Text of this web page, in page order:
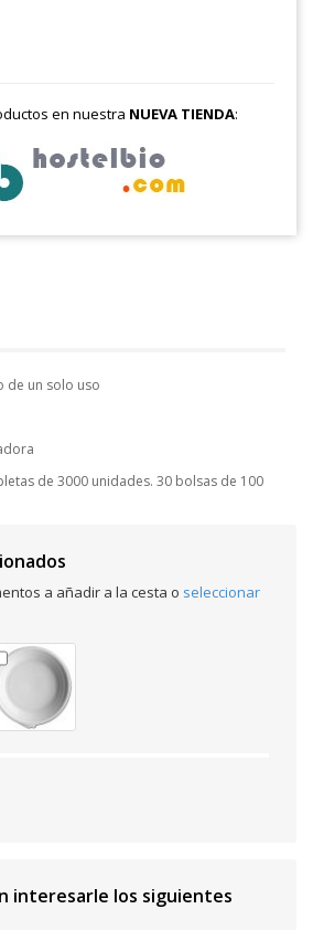
en nuestra NUEVA TIENDA:
de un solo uso
de 3000 unidades. 30 bolsas de 100
a añadir a la cesta o seleccionar
interesarle los siguientes